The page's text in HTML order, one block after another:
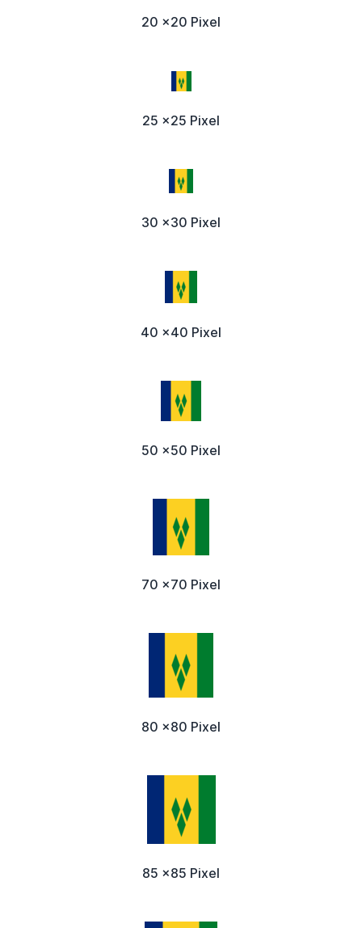
20 x20 Pixel
25 x25 Pixel
30 x30 Pixel
40 x40 Pixel
50 x50 Pixel
70 x70 Pixel
80 x80 Pixel
85 x85 Pixel